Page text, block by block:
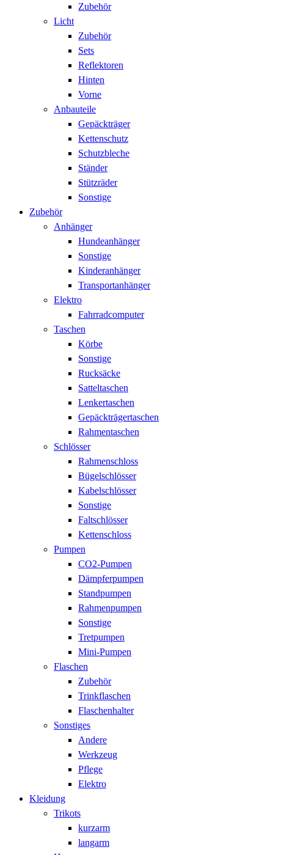
Zubehör
Licht
Zubehör
Sets
Reflektoren
Hinten
Vorne
Anbauteile
Gepäckträger
Kettenschutz
Schutzbleche
Ständer
Stützräder
Sonstige
Zubehör
Anhänger
Hundeanhänger
Sonstige
Kinderanhänger
Transportanhänger
Elektro
Fahrradcomputer
Taschen
Körbe
Sonstige
Rucksäcke
Satteltaschen
Lenkertaschen
Gepäckträgertaschen
Rahmentaschen
Schlösser
Rahmenschloss
Bügelschlösser
Kabelschlösser
Sonstige
Faltschlösser
Kettenschloss
Pumpen
CO2-Pumpen
Dämpferpumpen
Standpumpen
Rahmenpumpen
Sonstige
Tretpumpen
Mini-Pumpen
Flaschen
Zubehör
Trinkflaschen
Flaschenhalter
Sonstiges
Andere
Werkzeug
Pflege
Elektro
Kleidung
Trikots
kurzarm
langarm